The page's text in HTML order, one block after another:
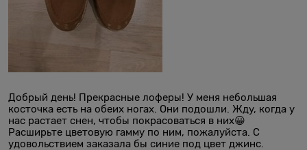
Добрый день! Прекрасные лоферы! У меня небольшая
косточка есть на обеих ногах. Они подошли. Жду, когда у
нас растает снен, чтобы покрасоваться в них😀
Расширьте цветовую гамму по ним, пожалуйста. С
удовольствием заказала бы синие под цвет джинс.